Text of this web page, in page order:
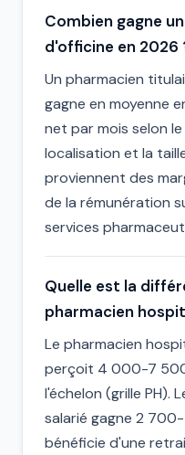
Combien gagne
d'officine en 2026
Un pharmacien
gagne en moyenne
net par mois selon
localisation et la
proviennent des
de la rémunération
services
Quelle est la
pharmacien
Le pharmacien
perçoit 4 000-7
l'échelon (grille PH).
salarié gagne 2
bénéficie d'une